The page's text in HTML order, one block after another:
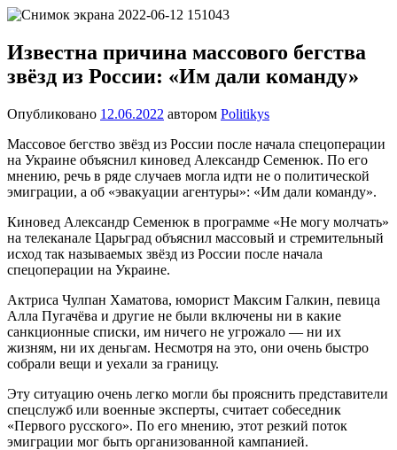
Перейти
содержимому
один
сайт
на
Известна причина массового бегства
звёзд из России: «Им дали команду»
Опубликовано 12.06.2022 автором Politikys
Массовое бегство звёзд из России после начала спецоперации
на Украине объяснил киновед Александр Семенюк. По его
мнению, речь в ряде случаев могла идти не о политической
эмиграции, а об «эвакуации агентуры»: «Им дали команду».
Киновед Александр Семенюк в программе «Не могу молчать»
на телеканале Царьград объяснил массовый и стремительный
исход так называемых звёзд из России после начала
спецоперации на Украине.
Актриса Чулпан Хаматова, юморист Максим Галкин, певица
Алла Пугачёва и другие не были включены ни в какие
санкционные списки, им ничего не угрожало — ни их
жизням, ни их деньгам. Несмотря на это, они очень быстро
собрали вещи и уехали за границу.
Эту ситуацию очень легко могли бы прояснить представители
спецслужб или военные эксперты, считает собеседник
«Первого русского». По его мнению, этот резкий поток
эмиграции мог быть организованной кампанией.